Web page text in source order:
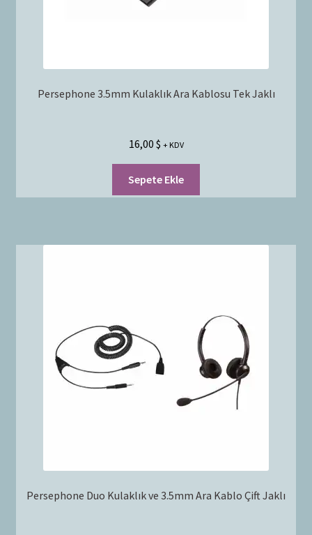
Persephone 3.5mm Kulaklık Ara Kablosu Tek Jaklı
16,00 $ + KDV
Sepete Ekle
Persephone Duo Kulaklık ve 3.5mm Ara Kablo Çift Jaklı